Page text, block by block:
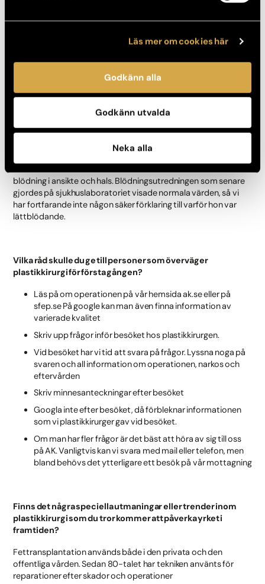
Läs mer om cookies här
Godkänn alla
Godkänn utvalda
Neka alla
Inför alla operationer har vi samma regler som på offentliga
mediciner, omega3 och alkohol vilka gör oss lättblödande.
Ansiktslyftningar är oftast en kombinationsoperation som vi
startar med fettransplantation från knäna till kinder, tinningar,
marionettveck och området framför kindpåsarna.
Därefter övre ögonlocksplastik, men vid denna operation
öppningar som gjorts på knän blödde det påtagligt även där.
blödning i ansikte och hals. Blödningsutredningen som senare
gjordes på sjukhuslaboratoriet visade normala värden, så vi
har fortfarande inte någon säker förklaring till varför hon var
lättblödande.
Vilka råd skulle du ge till personer som överväger
plastikkirurgi för första gången?
Läs på om operationen på vår hemsida ak.se eller på
sfep.se På google kan man även finna information av
varierade kvalitet
Skriv upp frågor inför besöket hos plastikkirurgen.
Vid besöket har vi tid att svara på frågor. Lyssna noga på
svaren och all information om operationen, narkos och
eftervården
Skriv minnesanteckningar efter besöket
Googla inte efter besöket, då förbleknar informationen
som vi plastikkirurger gav vid besöket.
Om man har fler frågor är det bäst att höra av sig till oss
på AK. Vanligtvis kan vi svara med mail eller telefon, men
bland behövs det ytterligare ett besök på vår mottagning
Finns det några speciella utmaningar eller trender inom
plastikkirurgi som du tror kommer att påverka yrket i
framtiden?
Fettransplantation används både i den privata och den
offentliga vården. Sedan 80-talet har tekniken använts för
reparationer efter skador och operationer